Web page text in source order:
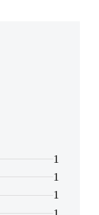
1
1
1